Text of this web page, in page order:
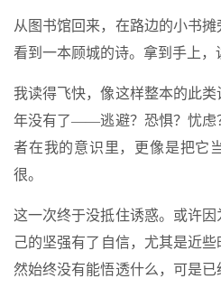
从图书馆回来，在路边的小书摊
看到一本顾城的诗。拿到手上，
我读得飞快，像这样整本的此
年没有了——逃避？恐惧？忧
者在我的意识里，更像是把
很。
这一次终于没抵住诱惑。或许
己的坚强有了自信，尤其是近
然始终没有能悟透什么，可是